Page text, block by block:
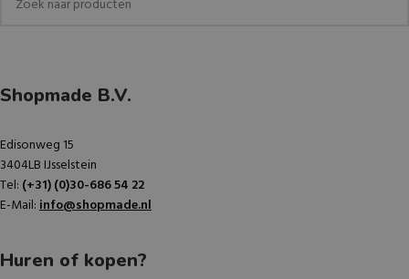
Shopmade B.V.
Edisonweg 15
3404LB IJsselstein
Tel: (+31) (0)30-686 54 22
E-Mail:info@shopmade.nl
Huren of kopen?